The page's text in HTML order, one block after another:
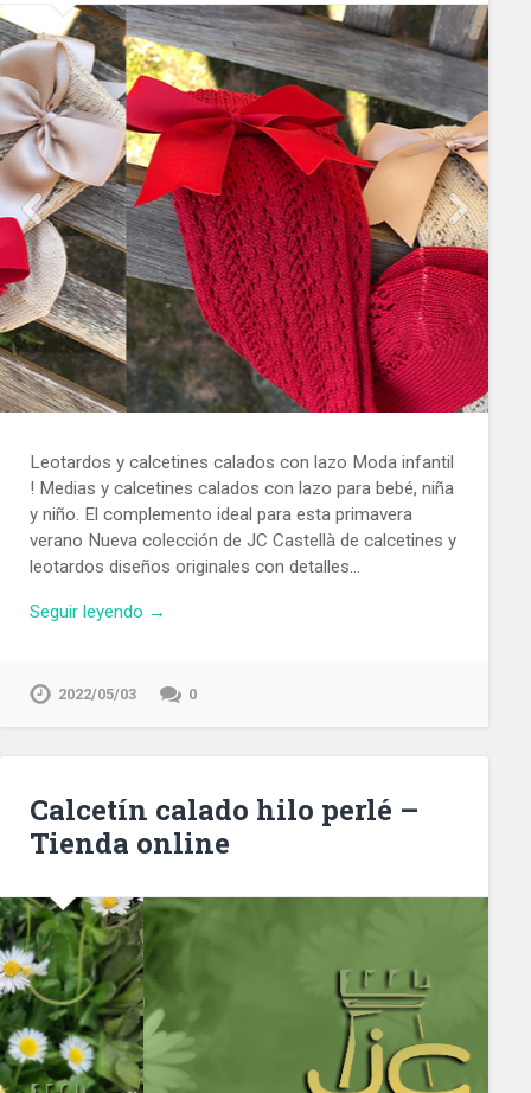
Leotardos y calcetines calados con lazo Moda infantil
! Medias y calcetines calados con lazo para bebé, niña
y niño. El complemento ideal para esta primavera
verano Nueva colección de JC Castellà de calcetines y
leotardos diseños originales con detalles…
Seguir leyendo →
2022/05/03 0
Calcetín calado hilo perlé –
Tienda online